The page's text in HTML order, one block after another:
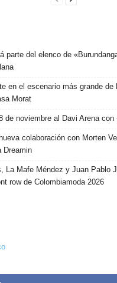
parte del elenco de
en el escenario más grande de
Morat
de noviembre al Davi Arena con
colaboración con Morten
Dreamin
La Mafe Méndez y Juan Pablo
row de Colombiamoda 2026